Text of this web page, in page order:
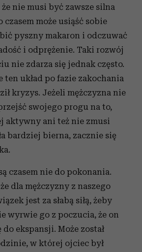
nie musi być zawsze silna
czasem może usiąść sobie
pyszny makaron i odczuwać
i odprężenie. Taki rozwój
nie zdarza się jednak często.
ten układ po fazie zakochania
kryzys. Jeżeli mężczyzna nie
swojego progu na to,
aktywny ani też nie zmusi
bardziej bierna, zacznie się
czasem nie do pokonania.
dla mężczyzny z naszego
jest za słabą siłą, żeby
wyrwie go z poczucia, że on
ekspansji. Może został
w której ojciec był